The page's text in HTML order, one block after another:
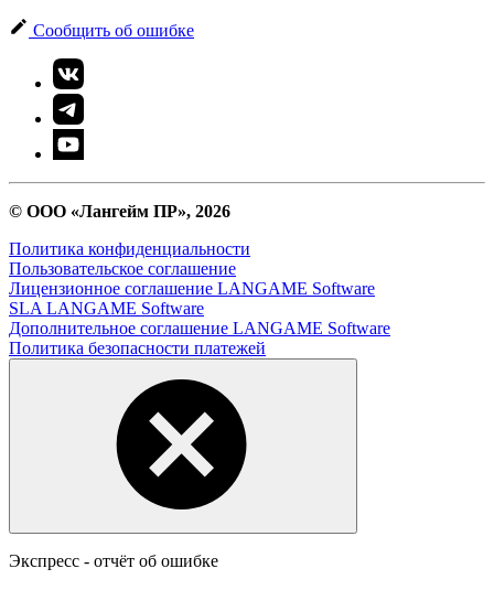
Сообщить об ошибке
© ООО «Лангейм ПР», 2026
Политика конфиденциальности
Пользовательское соглашение
Лицензионное соглашение LANGAME Software
SLA LANGAME Software
Дополнительное соглашение LANGAME Software
Политика безопасности платежей
Экспресс - отчёт об ошибке